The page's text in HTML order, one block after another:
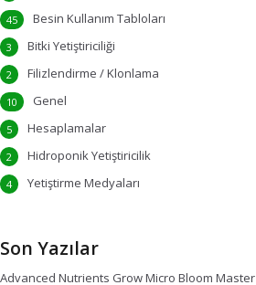
Besin Kullanım Tabloları
45
Bitki Yetiştiriciliği
3
Filizlendirme / Klonlama
2
Genel
10
Hesaplamalar
5
Hidroponik Yetiştiricilik
2
Yetiştirme Medyaları
4
Son Yazılar
Advanced Nutrients Grow Micro Bloom Master